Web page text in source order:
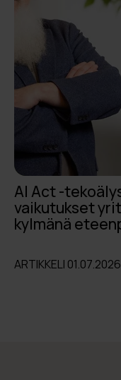
AI Act -
vaikutukset
kylmänä
ARTIKKELI 01.07.2026